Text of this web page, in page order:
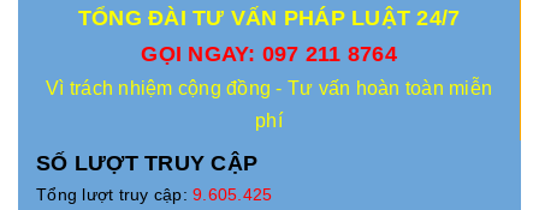
TỔNG ĐÀI TƯ VẤN PHÁP LUẬT 24/7
GỌI NGAY: 097 211 8764
Vì trách nhiệm cộng đồng - Tư vấn hoàn toàn miễn
phí
SỐ LƯỢT TRUY CẬP
Tổng lượt truy cập: 9.605.425